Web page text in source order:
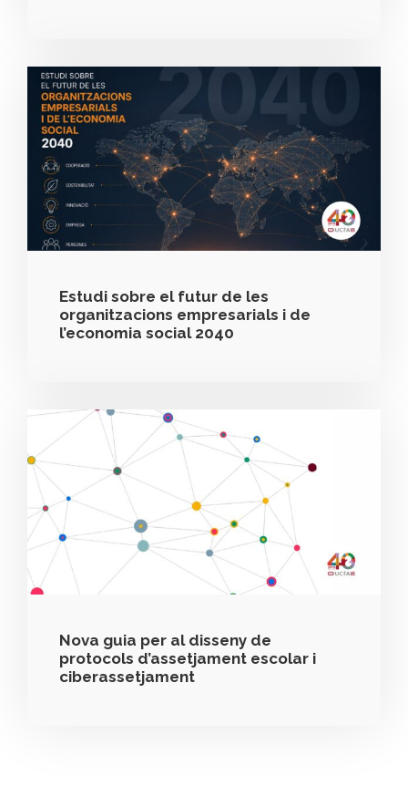
Estudi sobre el futur de les
organitzacions empresarials i de
l’economia social 2040
Nova guia per al disseny de
protocols d’assetjament escolar i
ciberassetjament